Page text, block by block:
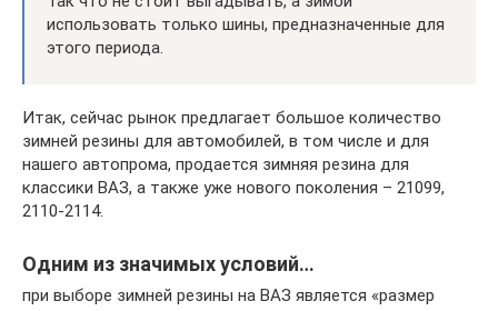
использовать только шины, предназначенные для
этого периода.
Итак, сейчас рынок предлагает большое количество
зимней резины для автомобилей, в том числе и для
нашего автопрома, продается зимняя резина для
классики ВАЗ, а также уже нового поколения – 21099,
2110-2114.
Одним из значимых условий…
при выборе зимней резины на ВАЗ является «размер